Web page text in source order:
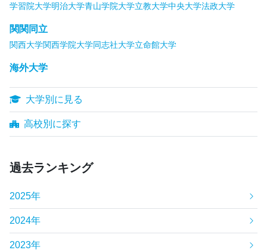
学習院大学明治大学青山学院大学立教大学中央大学法政大学
関関同立
関西大学関西学院大学同志社大学立命館大学
海外大学
大学別に見る
高校別に探す
過去ランキング
2025年
2024年
2023年